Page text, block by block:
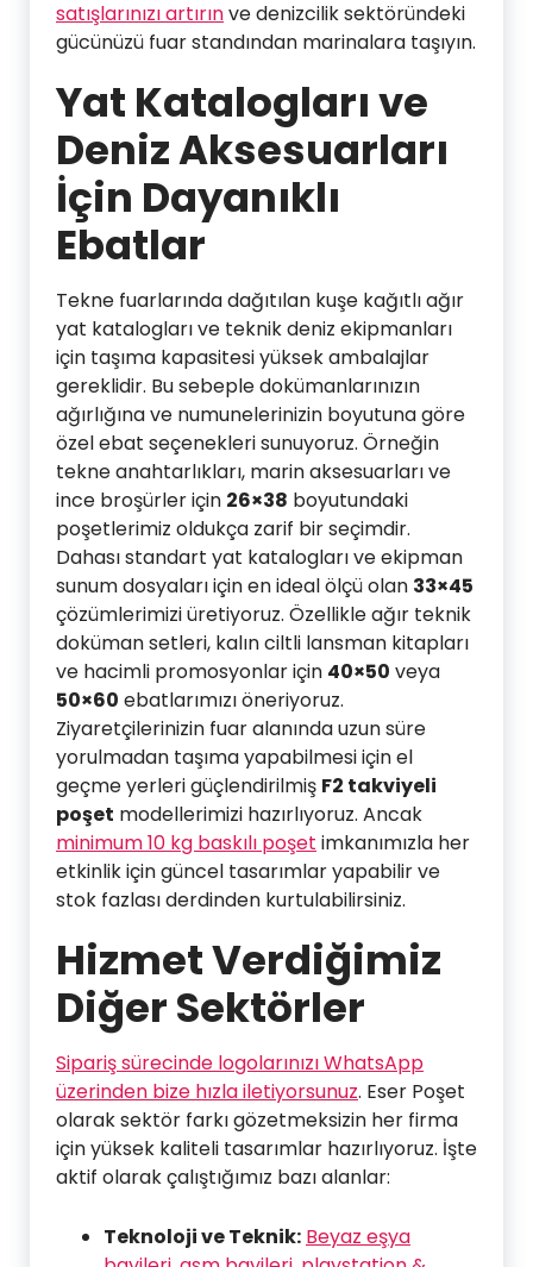
satışlarınızı artırınve denizcilik sektöründeki
gücünüzü fuar standından marinalara taşıyın.
Yat Katalogları ve
Deniz Aksesuarları
İçin Dayanıklı
Ebatlar
Tekne fuarlarında dağıtılan kuşe kağıtlı ağır
yat katalogları ve teknik deniz ekipmanları
için taşıma kapasitesi yüksek ambalajlar
gereklidir. Bu sebeple dokümanlarınızın
ağırlığına ve numunelerinizin boyutuna göre
özel ebat seçenekleri sunuyoruz. Örneğin
tekne anahtarlıkları, marin aksesuarları ve
ince broşürler için 26×38 boyutundaki
poşetlerimiz oldukça zarif bir seçimdir.
Dahası standart yat katalogları ve ekipman
sunum dosyaları için en ideal ölçü olan 33×45
çözümlerimizi üretiyoruz. Özellikle ağır teknik
doküman setleri, kalın ciltli lansman kitapları
ve hacimli promosyonlar için 40×50 veya
50×60 ebatlarımızı öneriyoruz.
Ziyaretçilerinizin fuar alanında uzun süre
yorulmadan taşıma yapabilmesi için el
geçme yerleri güçlendirilmiş F2 takviyeli
poşet modellerimizi hazırlıyoruz. Ancak
minimum 10 kg baskılı poşet imkanımızla her
etkinlik için güncel tasarımlar yapabilir ve
stok fazlası derdinden kurtulabilirsiniz.
Hizmet Verdiğimiz
Diğer Sektörler
Sipariş sürecinde logolarınızı WhatsApp
üzerinden bize hızla iletiyorsunuz. Eser Poşet
olarak sektör farkı gözetmeksizin her firma
için yüksek kaliteli tasarımlar hazırlıyoruz. İşte
aktif olarak çalıştığımız bazı alanlar:
Teknoloji ve Teknik: Beyaz eşya